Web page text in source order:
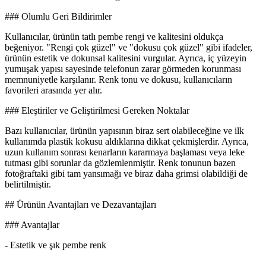
### Olumlu Geri Bildirimler
Kullanıcılar, ürünün tatlı pembe rengi ve kalitesini oldukça
beğeniyor. "Rengi çok güzel" ve "dokusu çok güzel" gibi ifadeler,
ürünün estetik ve dokunsal kalitesini vurgular. Ayrıca, iç yüzeyin
yumuşak yapısı sayesinde telefonun zarar görmeden korunması
memnuniyetle karşılanır. Renk tonu ve dokusu, kullanıcıların
favorileri arasında yer alır.
### Eleştiriler ve Geliştirilmesi Gereken Noktalar
Bazı kullanıcılar, ürünün yapısının biraz sert olabileceğine ve ilk
kullanımda plastik kokusu aldıklarına dikkat çekmişlerdir. Ayrıca,
uzun kullanım sonrası kenarların kararmaya başlaması veya leke
tutması gibi sorunlar da gözlemlenmiştir. Renk tonunun bazen
fotoğraftaki gibi tam yansımağı ve biraz daha grimsi olabildiği de
belirtilmiştir.
## Ürünün Avantajları ve Dezavantajları
### Avantajlar
- Estetik ve şık pembe renk